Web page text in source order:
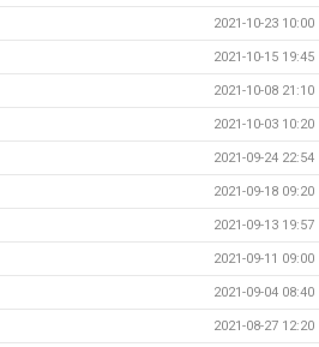
2021-10-23 10:00
2021-10-15 19:45
2021-10-08 21:10
2021-10-03 10:20
2021-09-24 22:54
2021-09-18 09:20
2021-09-13 19:57
2021-09-11 09:00
2021-09-04 08:40
2021-08-27 12:20